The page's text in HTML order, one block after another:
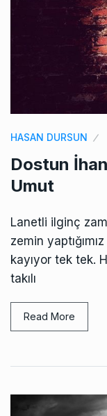
HASAN DURSUN
Dostun
Umut
Lanetli ilginç
zemin
kayıyor tek tek.
takılı
Read More